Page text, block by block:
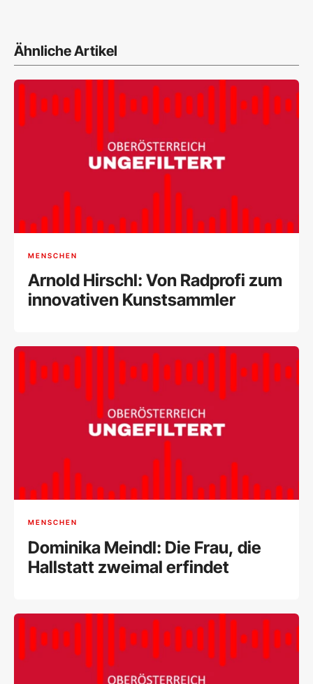
Ähnliche Artikel
MENSCHEN
Arnold Hirschl: Von Radprofi zum
innovativen Kunstsammler
MENSCHEN
Dominika Meindl: Die Frau, die
Hallstatt zweimal erfindet